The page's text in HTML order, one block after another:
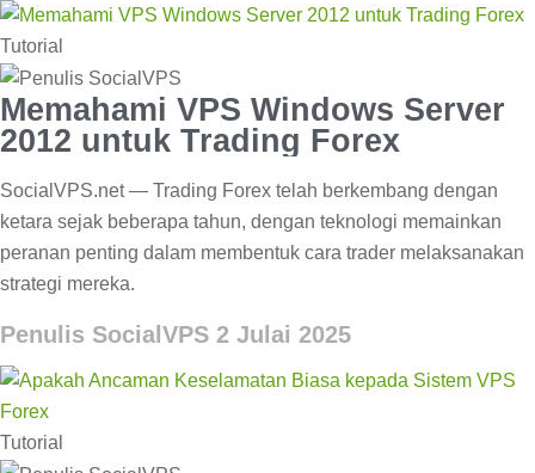
Tutorial
Memahami VPS Windows Server
2012 untuk Trading Forex
SocialVPS.net — Trading Forex telah berkembang dengan
ketara sejak beberapa tahun, dengan teknologi memainkan
peranan penting dalam membentuk cara trader melaksanakan
strategi mereka.
Penulis SocialVPS 2 Julai 2025
Tutorial